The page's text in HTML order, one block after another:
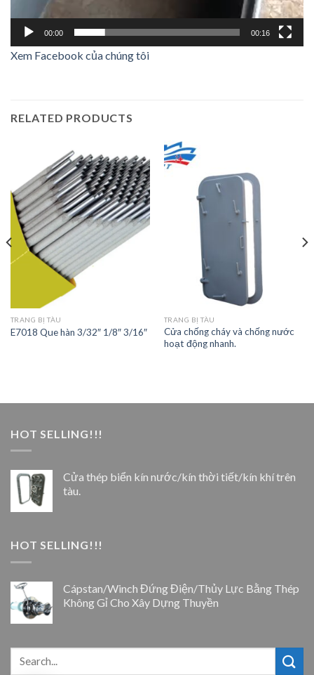
00:00 00:16
Xem Facebook của chúng tôi
RELATED PRODUCTS
TRANG BỊ TÀU
E7018 Que hàn 3/32″ 1/8″ 3/16″
TRANG BỊ TÀU
Cửa chống cháy và chống nước
hoạt động nhanh.
HOT SELLING!!!
Cửa thép biển kín nước/kín thời tiết/kín khí trên
tàu.
HOT SELLING!!!
Cápstan/Winch Đứng Điện/Thủy Lực Bằng Thép
Không Gỉ Cho Xây Dựng Thuyền